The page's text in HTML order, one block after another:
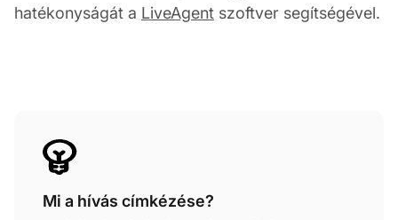
hatékonyságát a LiveAgent szoftver segítségével.
Mi a hívás címkézése?